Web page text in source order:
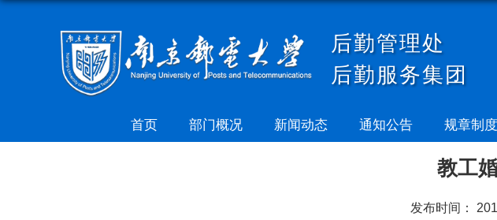
后勤管理处
后勤服务集团
首页 部门概况 新闻动态 通知公告 规章制度
教工
发布时间：